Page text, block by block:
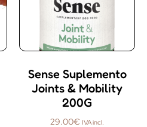
Sense Suplemento
Joints & Mobility
200G
29.00€ IVA incl.